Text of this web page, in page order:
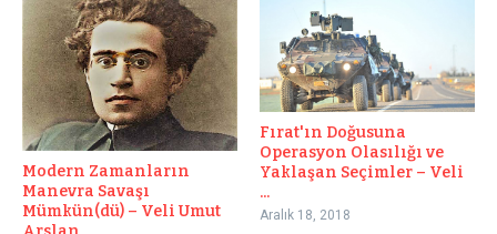
Modern Zamanların
Manevra Savaşı
Mümkün(dü) – Veli Umut
Fırat'ın Doğusuna
Operasyon Olasılığı ve
Yaklaşan Seçimler – Veli
...
Aralık 18, 2018